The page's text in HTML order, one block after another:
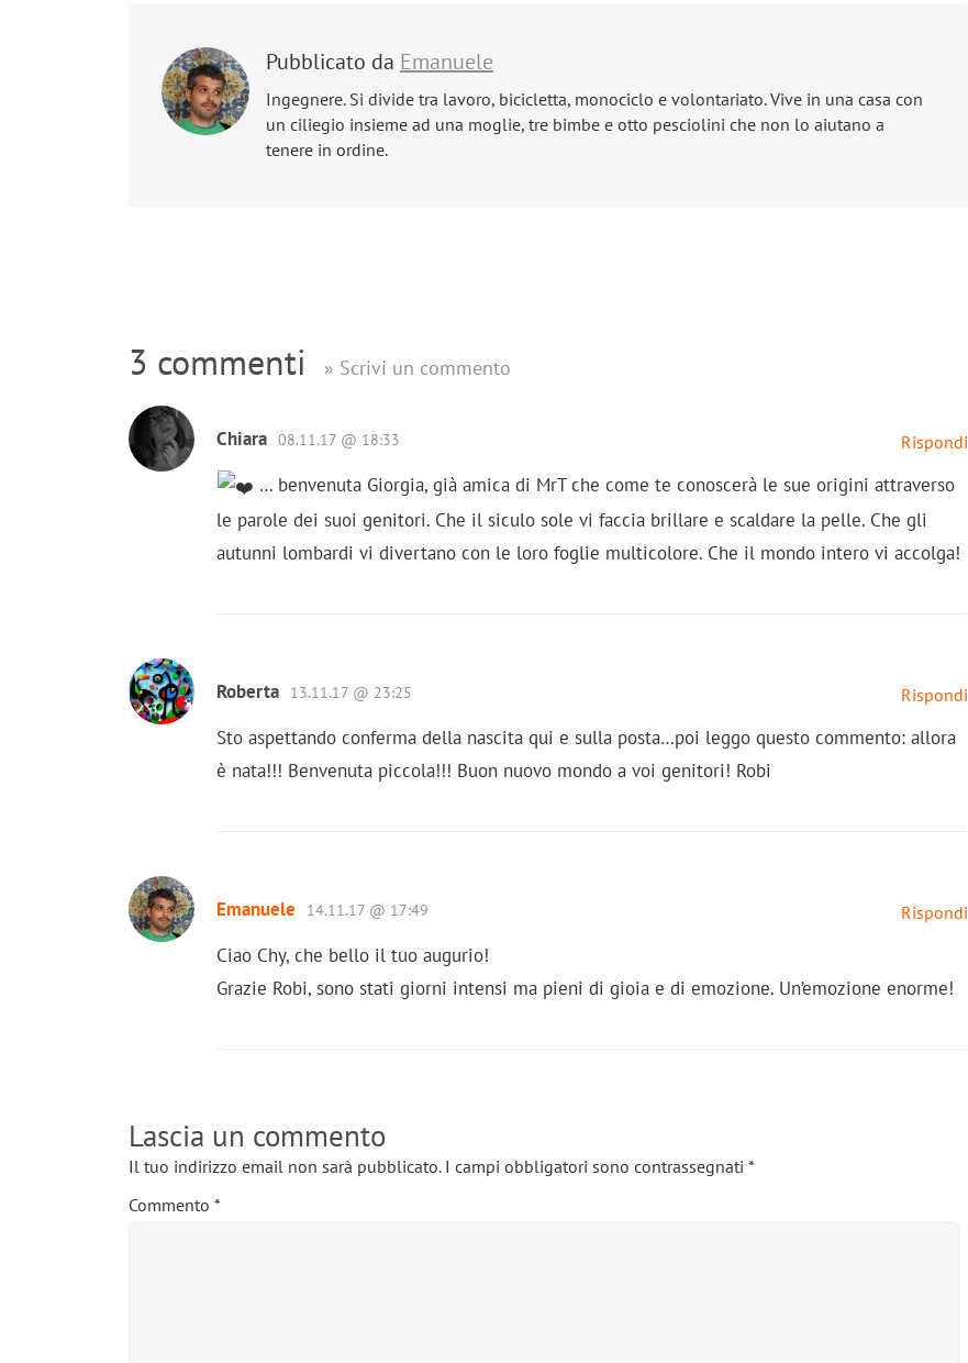
Pubblicato da Emanuele
Ingegnere. Si divide tra lavoro, bicicletta, monociclo e volontariato. Vive in una casa con
un ciliegio insieme ad una moglie, tre bimbe e otto pesciolini che non lo aiutano a
tenere in ordine.
3 commenti » Scrivi un commento
Chiara Rispondi
08.11.17 @ 18:33
… benvenuta Giorgia, già amica di MrT che come te conoscerà le sue origini attraverso
le parole dei suoi genitori. Che il siculo sole vi faccia brillare e scaldare la pelle. Che gli
autunni lombardi vi divertano con le loro foglie multicolore. Che il mondo intero vi accolga!
Roberta Rispondi
13.11.17 @ 23:25
Sto aspettando conferma della nascita qui e sulla posta…poi leggo questo commento: allora
è nata!!! Benvenuta piccola!!! Buon nuovo mondo a voi genitori! Robi
Emanuele Rispondi
14.11.17 @ 17:49
Ciao Chy, che bello il tuo augurio!
Grazie Robi, sono stati giorni intensi ma pieni di gioia e di emozione. Un’emozione enorme!
Lascia un commento
Il tuo indirizzo email non sarà pubblicato. I campi obbligatori sono contrassegnati *
Commento *